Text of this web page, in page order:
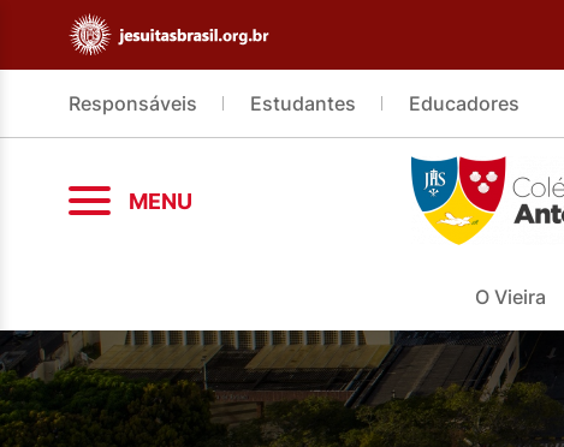
Responsáveis Estudantes Educadores
MENU
O Vieira